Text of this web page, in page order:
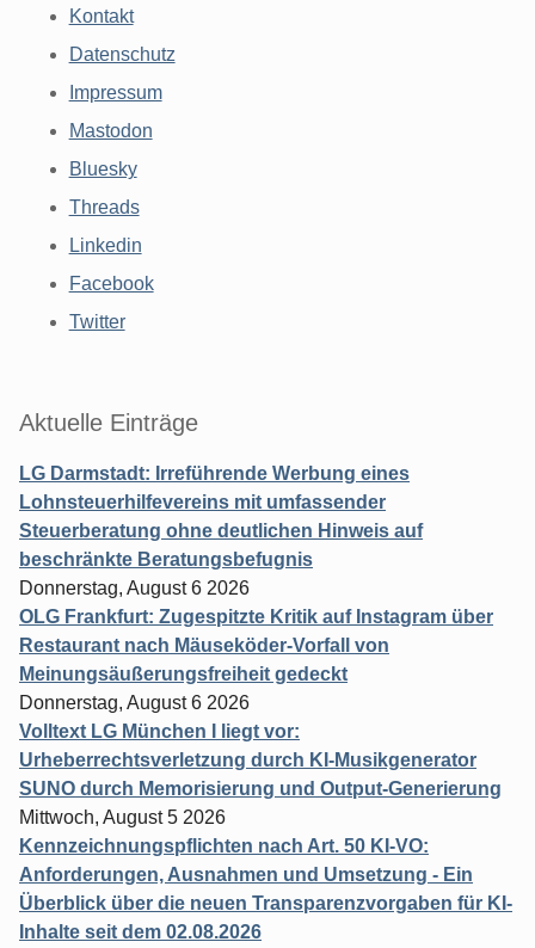
Kontakt
Datenschutz
Impressum
Mastodon
Bluesky
Threads
Linkedin
Facebook
Twitter
Aktuelle Einträge
LG Darmstadt: Irreführende Werbung eines
Lohnsteuerhilfevereins mit umfassender
Steuerberatung ohne deutlichen Hinweis auf
beschränkte Beratungsbefugnis
Donnerstag, August 6 2026
OLG Frankfurt: Zugespitzte Kritik auf Instagram über
Restaurant nach Mäuseköder-Vorfall von
Meinungsäußerungsfreiheit gedeckt
Donnerstag, August 6 2026
Volltext LG München I liegt vor:
Urheberrechtsverletzung durch KI-Musikgenerator
SUNO durch Memorisierung und Output-Generierung
Mittwoch, August 5 2026
Kennzeichnungspflichten nach Art. 50 KI-VO:
Anforderungen, Ausnahmen und Umsetzung - Ein
Überblick über die neuen Transparenzvorgaben für KI-
Inhalte seit dem 02.08.2026